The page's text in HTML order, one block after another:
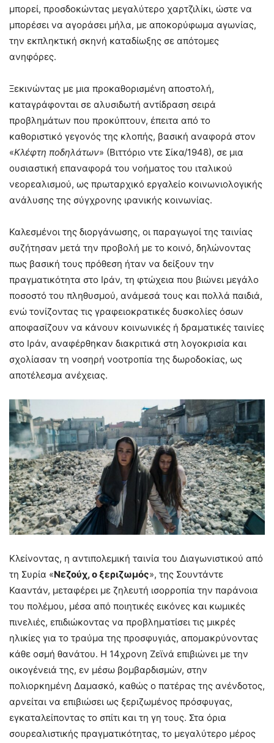
μπορεί, προσδοκώντας μεγαλύτερο χαρτζιλίκι, ώστε να
μπορέσει να αγοράσει μήλα, με αποκορύφωμα αγωνίας,
την εκπληκτική σκηνή καταδίωξης σε απότομες
ανηφόρες.
Ξεκινώντας με μια προκαθορισμένη αποστολή,
καταγράφονται σε αλυσιδωτή αντίδραση σειρά
προβλημάτων που προκύπτουν, έπειτα από το
καθοριστικό γεγονός της κλοπής, βασική αναφορά στον
«Κλέφτη ποδηλάτων» (Βιττόριο ντε Σίκα/1948), σε μια
ουσιαστική επαναφορά του νοήματος του ιταλικού
νεορεαλισμού, ως πρωταρχικό εργαλείο κοινωνιολογικής
ανάλυσης της σύγχρονης ιρανικής κοινωνίας.
Καλεσμένοι της διοργάνωσης, οι παραγωγοί της ταινίας
συζήτησαν μετά την προβολή με το κοινό, δηλώνοντας
πως βασική τους πρόθεση ήταν να δείξουν την
πραγματικότητα στο Ιράν, τη φτώχεια που βιώνει μεγάλο
ποσοστό του πληθυσμού, ανάμεσά τους και πολλά παιδιά,
ενώ τονίζοντας τις γραφειοκρατικές δυσκολίες όσων
αποφασίζουν να κάνουν κοινωνικές ή δραματικές ταινίες
στο Ιράν, αναφέρθηκαν διακριτικά στη λογοκρισία και
σχολίασαν τη νοσηρή νοοτροπία της δωροδοκίας, ως
αποτέλεσμα ανέχειας.
Κλείνοντας, η αντιπολεμική ταινία του Διαγωνιστικού από
τη Συρία «Νεζούχ, ο ξεριζωμός», της Σουντάντε
Κααντάν, μεταφέρει με ζηλευτή ισορροπία την παράνοια
του πολέμου, μέσα από ποιητικές εικόνες και κωμικές
πινελιές, επιδιώκοντας να προβληματίσει τις μικρές
ηλικίες για το τραύμα της προσφυγιάς, απομακρύνοντας
κάθε οσμή θανάτου. Η 14χρονη Ζεϊνά επιβιώνει με την
οικογένειά της, εν μέσω βομβαρδισμών, στην
πολιορκημένη Δαμασκό, καθώς ο πατέρας της ανένδοτος,
αρνείται να επιβιώσει ως ξεριζωμένος πρόσφυγας,
εγκαταλείποντας το σπίτι και τη γη τους. Στα όρια
σουρεαλιστικής πραγματικότητας, το μεγαλύτερο μέρος